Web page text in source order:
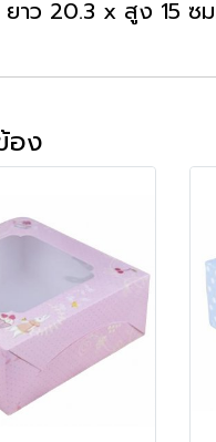
าว 20.3 x สูง 15 ซ
อง